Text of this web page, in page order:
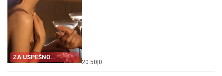
ZA USPEŠNO
UDVARANJE
20:50 0